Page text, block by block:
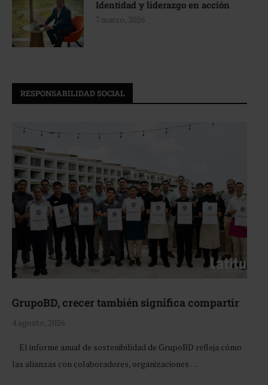
Identidad y liderazgo en acción
7 marzo, 2026
RESPONSABILIDAD SOCIAL
GrupoBD, crecer también significa compartir
4 agosto, 2026
El informe anual de sostenibilidad de GrupoBD refleja cómo
las alianzas con colaboradores, organizaciones …